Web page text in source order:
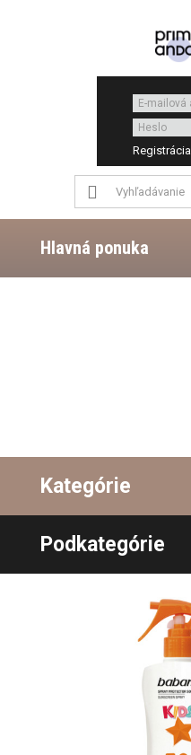
Registrácia
Hlavná ponuka
Kategórie
Podkategórie